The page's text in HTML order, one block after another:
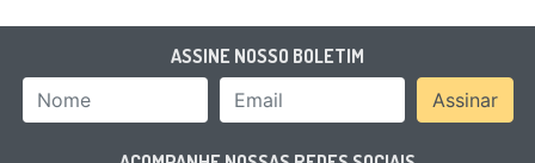
ASSINE NOSSO BOLETIM
Email AddressAssinar